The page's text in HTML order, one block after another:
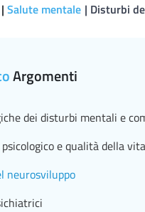
Salute mentale Disturbi
Argomenti
dei disturbi mentali e
e qualità della vita
neurosviluppo